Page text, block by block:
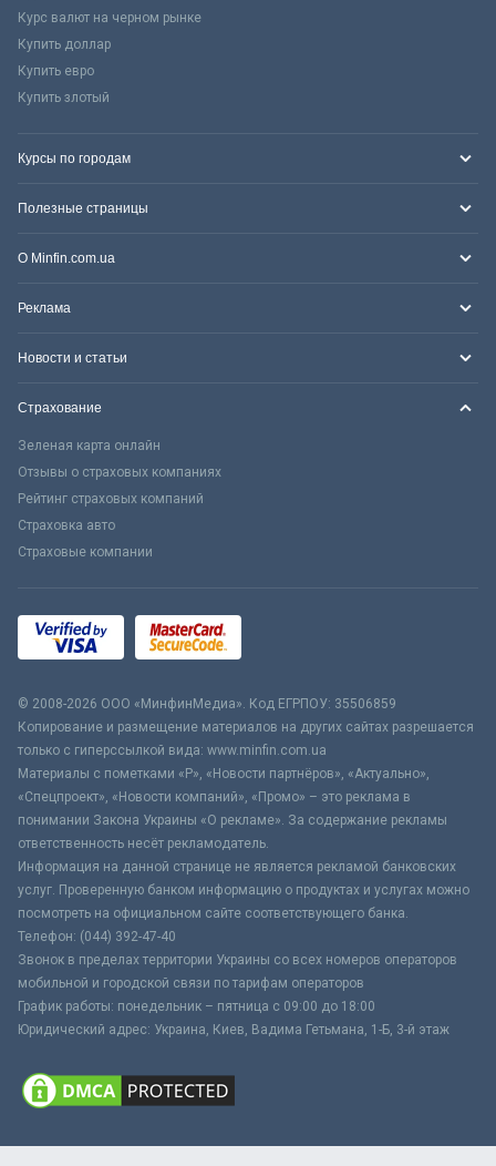
Курс валют на черном рынке
Купить доллар
Купить евро
Купить злотый
Курсы по городам
Полезные страницы
О Minfin.com.ua
Реклама
Новости и статьи
Страхование
Зеленая карта онлайн
Отзывы о страховых компаниях
Рейтинг страховых компаний
Страховка авто
Страховые компании
© 2008-2026 ООО «МинфинМедиа». Код ЕГРПОУ: 35506859
Копирование и размещение материалов на других сайтах разрешается
только с гиперссылкой вида: www.minfin.com.ua
Материалы с пометками «Р», «Новости партнёров», «Актуально»,
«Спецпроект», «Новости компаний», «Промо» – это реклама в
понимании Закона Украины «О рекламе». За содержание рекламы
ответственность несёт рекламодатель.
Информация на данной странице не является рекламой банковских
услуг. Проверенную банком информацию о продуктах и услугах можно
посмотреть на официальном сайте соответствующего банка.
Телефон: (044) 392-47-40
Звонок в пределах территории Украины со всех номеров операторов
мобильной и городской связи по тарифам операторов
График работы: понедельник – пятница с 09:00 до 18:00
Юридический адрес: Украина, Киев, Вадима Гетьмана, 1-Б, 3-й этаж